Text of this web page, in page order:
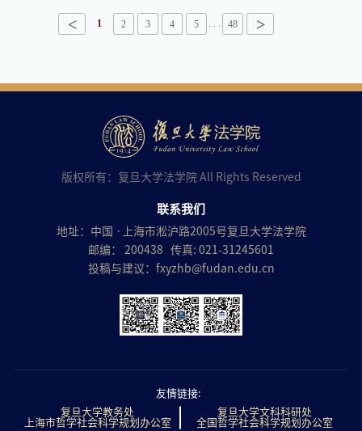
< 1 2 3 4 5 48 >
版权所有：复旦大学法学院 All Rights Reserved
联系我们
地址：中国 ·上海市淞沪路2005号复旦大学法学院
邮编： 200438 传真: 021-31245601
投稿与建议： fxyzhb@fudan.edu.cn
友情链接:
复旦大学教务处
复旦大学文科科研处
上海市哲学社会科学规划办公室
全国哲学社会科学规划办公室